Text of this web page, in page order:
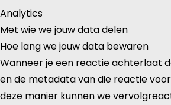
Analytics
Met wie we jouw data delen
Hoe lang we jouw data bewaren
Wanneer je een reactie achterlaat
en de metadata van die reactie
deze manier kunnen we